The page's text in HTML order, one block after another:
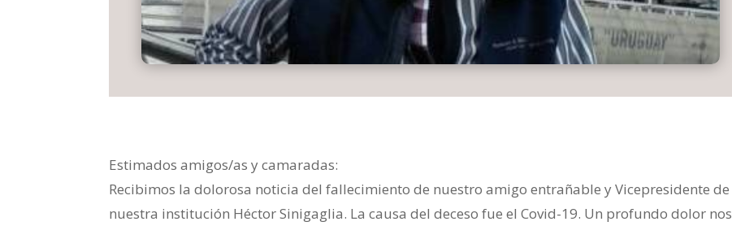
Estimados amigos/as y camaradas:
Recibimos la dolorosa noticia del fallecimiento de nuestro amigo entrañable y Vicepresidente de
nuestra institución Héctor Sinigaglia. La causa del deceso fue el Covid-19. Un profundo dolor nos